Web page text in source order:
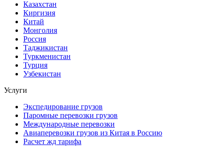
Казахстан
Киргизия
Китай
Монголия
Россия
Таджикистан
Туркменистан
Турция
Узбекистан
Услуги
Экспедирование грузов
Паромные перевозки грузов
Международные перевозки
Авиаперевозки грузов из Китая в Россию
Расчет жд тарифа